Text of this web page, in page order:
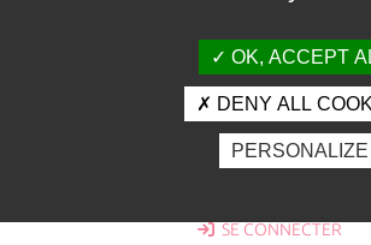
Crédits et mentions légales
Espace presse
SE CONNECTER
OK, ACCEPT
DENY ALL
PERSONALIZE